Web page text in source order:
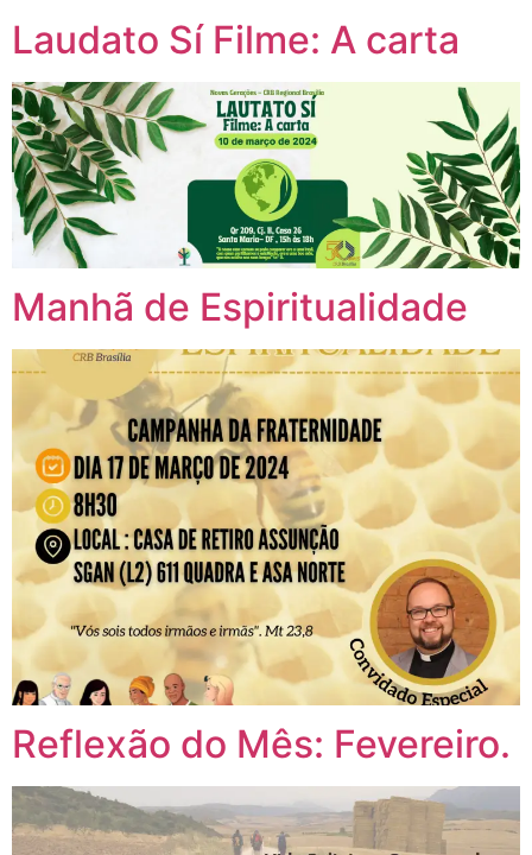
Laudato Sí Filme: A carta
Manhã de Espiritualidade
Reflexão do Mês: Fevereiro.